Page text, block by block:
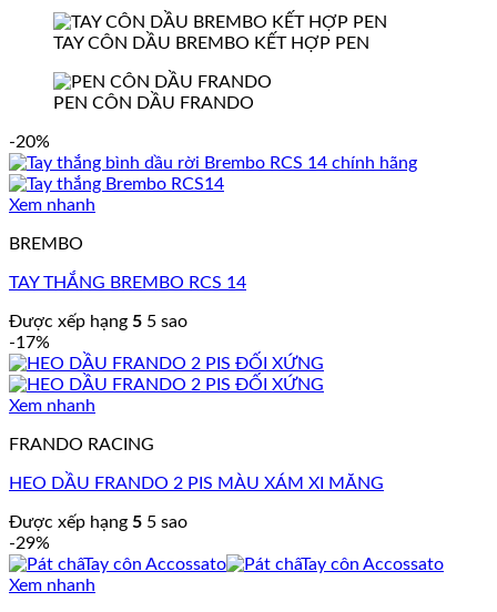
TAY CÔN DẦU BREMBO KẾT HỢP PEN
PEN CÔN DẦU FRANDO
-20%
Xem nhanh
BREMBO
TAY THẮNG BREMBO RCS 14
Được xếp hạng 5 5 sao
-17%
Xem nhanh
FRANDO RACING
HEO DẦU FRANDO 2 PIS MÀU XÁM XI MĂNG
Được xếp hạng 5 5 sao
-29%
Xem nhanh